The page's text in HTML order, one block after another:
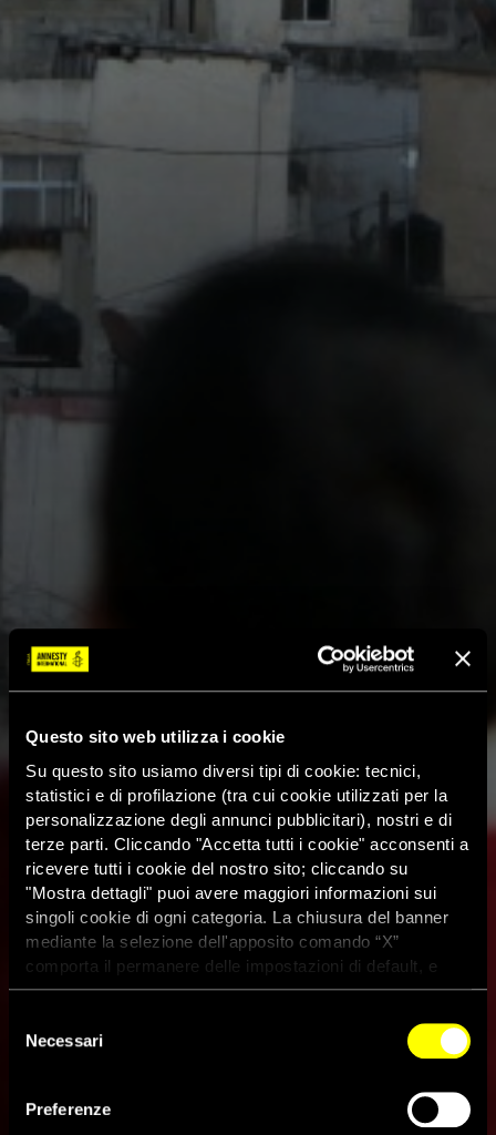
Questo sito web utilizza i cookie
Su questo sito usiamo diversi tipi di cookie: tecnici,
statistici e di profilazione (tra cui cookie utilizzati per la
personalizzazione degli annunci pubblicitari), nostri e di
terze parti. Cliccando "Accetta tutti i cookie" acconsenti a
ricevere tutti i cookie del nostro sito; cliccando su
"Mostra dettagli" puoi avere maggiori informazioni sui
singoli cookie di ogni categoria. La chiusura del banner
mediante la selezione dell'apposito comando “X”
comporta il permanere delle impostazioni di default, e
dunque la continuazione della navigazione con i cookie
dei cookie attivi sul sito clicca
delNecessari
Preferenze
Israele vuole espellere i
richiedenti asilo verso i paesi